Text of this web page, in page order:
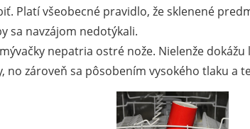
Platí všeobecné pravidlo, že sklenené
sa navzájom nedotýkali.
nepatria ostré nože. Nielenže
no zároveň sa pôsobením vysokého tlaku a